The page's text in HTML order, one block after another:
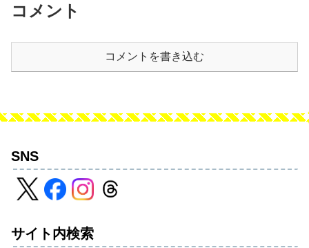
コメント
コメントを書き込む
SNS
サイト内検索